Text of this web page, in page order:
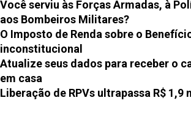
Você serviu às Forças Armadas, à
aos Bombeiros Militares?
O Imposto de Renda sobre o
inconstitucional
Atualize seus dados para receber o
em casa
Liberação de RPVs ultrapassa R$ 1,9